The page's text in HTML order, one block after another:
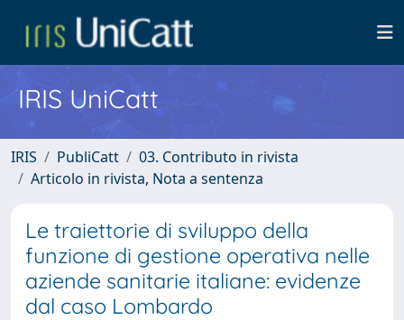
IRIS UniCatt
IRIS PubliCatt
03. Contributo in rivista
Articolo in rivista, Nota a sentenza
Le traiettorie di sviluppo della
funzione di gestione operativa nelle
aziende sanitarie italiane: evidenze
dal caso Lombardo